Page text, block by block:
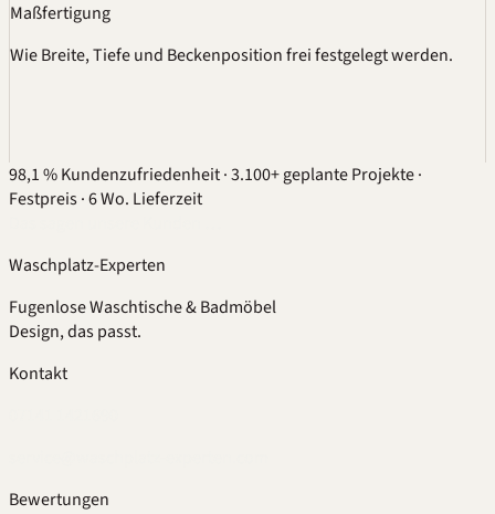
Maßfertigung
Wie Breite, Tiefe und Beckenposition frei festgelegt werden.
98,1 % Kundenzufriedenheit·3.100+ geplante Projekte·
Festpreis·6 Wo. Lieferzeit
Waschplatz-Experten
Fugenlose Waschtische & Badmöbel
Design, das passt.
Kontakt
Bewertungen